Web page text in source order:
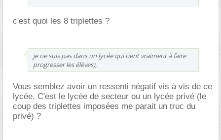
c'est quoi les 8 triplettes ?
je ne suis pas dans un lycée qui tient vraiment à faire
progresser les élèves),
Vous semblez avoir un ressenti négatif vis à vis de ce
lycée. C'est le lycée de secteur ou un lycée privé (le
coup des triplettes imposées me parait un truc du
privé) ?